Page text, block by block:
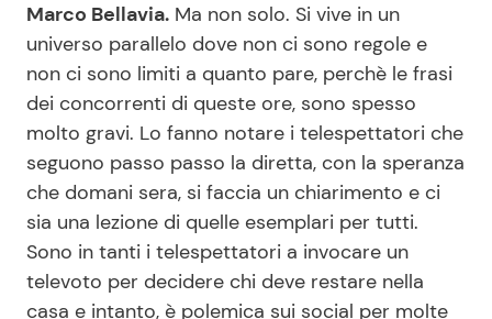
Salute
Viaggi e Turismo
Festività
Ricette Facili e Veloci
Ricette Feste
Ricette per Bambini
Seguici
Marco Bellavia. Ma non solo. Si vive in un
universo parallelo dove non ci sono regole e
non ci sono limiti a quanto pare, perchè le frasi
dei concorrenti di queste ore, sono spesso
molto gravi. Lo fanno notare i telespettatori che
seguono passo passo la diretta, con la speranza
che domani sera, si faccia un chiarimento e ci
sia una lezione di quelle esemplari per tutti.
Sono in tanti i telespettatori a invocare un
televoto per decidere chi deve restare nella
casa e intanto, è polemica sui social per molte